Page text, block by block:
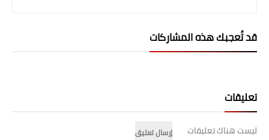
قد تُعجبك هذه المشاركات
تعليقات
ليست هناك تعليقات
إرسال تعليق